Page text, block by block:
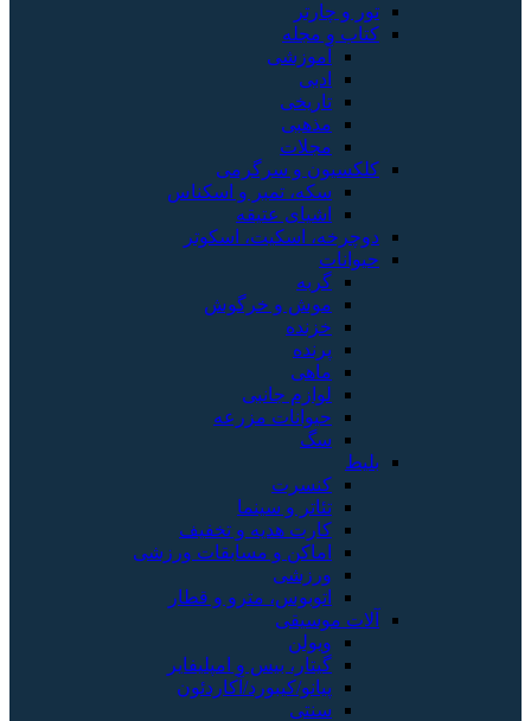
تور و چارتر
کتاب و مجله
آموزشی
ادبی
تاریخی
مذهبی
مجلات
کلکسیون و سرگرمی
سکه، تمبر و اسکناس
اشیای عتیقه
دوچرخه، اسکیت، اسکوتر
حیوانات
گربه
موش و خرگوش
خزنده
پرنده
ماهی
لوازم جانبی
حیوانات مزرعه
سگ
بلیط
کنسرت
تئاتر و سینما
کارت هدیه و تخفیف
اماکن و مسابقات ورزشی
ورزشی
اتوبوس، مترو و قطار
آلات موسیقی
ویولن
گیتار، بیس و امپلیفایر
پیانو/کیبورد/آکاردئون
سنتی